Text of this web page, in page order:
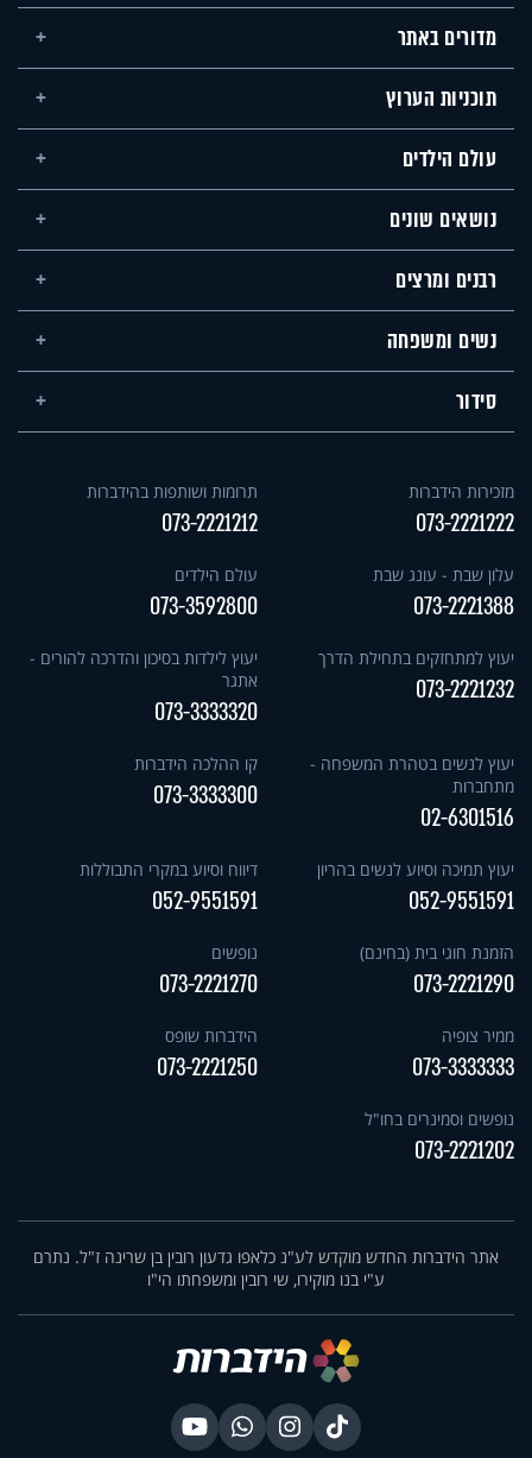
מדורים באתר
תוכניות הערוץ
עולם הילדים
נושאים שונים
רבנים ומרצים
נשים ומשפחה
סידור
מזכירות הידברות
073-2221222
תרומות ושותפות בהידברות
073-2221212
עלון שבת - עונג שבת
073-2221388
עולם הילדים
073-3592800
יעוץ למתחזקים בתחילת הדרך
073-2221232
יעוץ לילדות בסיכון והדרכה להורים -
אתגר
073-3333320
יעוץ לנשים בטהרת המשפחה -
מתחברות
02-6301516
קו ההלכה הידברות
073-3333300
יעוץ תמיכה וסיוע לנשים בהריון
052-9551591
דיווח וסיוע במקרי התבוללות
052-9551591
הזמנת חוגי בית (בחינם)
073-2221290
נופשים
073-2221270
ממיר צופיה
073-3333333
הידברות שופס
073-2221250
נופשים וסמינרים בחו"ל
073-2221202
אתר הידברות החדש מוקדש לע"נ כלאפו גדעון רובין בן שרינה ז"ל. נתרם
ע"י בנו מוקירו, שי רובין ומשפחתו הי"ו